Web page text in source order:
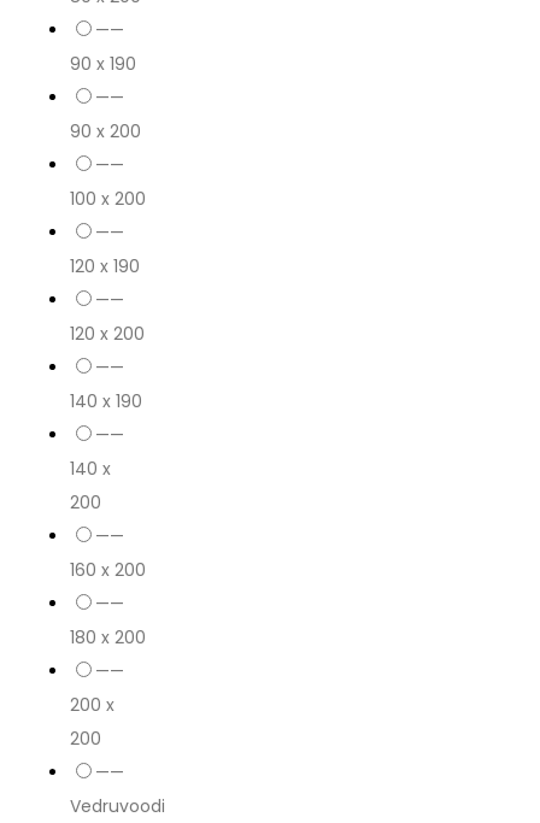
——
90 x 190
——
90 x 200
——
100 x 200
——
120 x 190
——
120 x 200
——
140 x 190
——
140 x
200
——
160 x 200
——
180 x 200
——
200 x
200
——
Vedruvoodi